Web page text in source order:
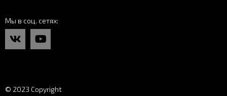
Мы в соц. сетях
© 2023 Copyright